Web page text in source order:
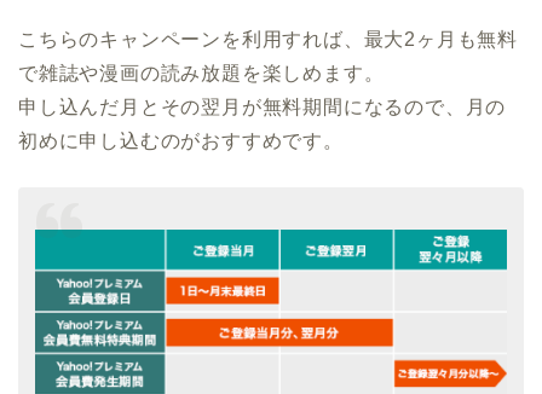
こちらのキャンペーンを利用すれば、最大2ヶ月も無料
で雑誌や漫画の読み放題を楽しめます。
申し込んだ月とその翌月が無料期間になるので、月の
初めに申し込むのがおすすめです。